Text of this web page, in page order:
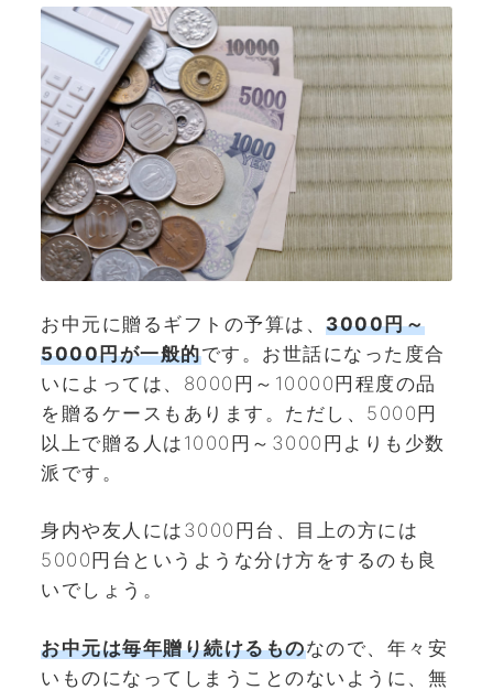
お中元に贈るギフトの予算は、 3000円～
5000円が一般的です。お世話になった度合
いによっては、8000円～10000円程度の品
を贈るケースもあります。ただし、5000円
以上で贈る人は1000円～3000円よりも少数
派です。
身内や友人には3000円台、目上の方には
5000円台というような分け方をするのも良
いでしょう。
お中元は毎年贈り続けるものなので、年々安
いものになってしまうことのないように、無